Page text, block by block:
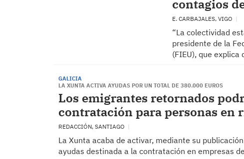
contagios
E. CARBAJALES, VIGO
“La colectividad
presidente de la
(FIEU), que
GALICIA
LA XUNTA ACTIVA AYUDAS POR UN TOTAL DE 380.000 EUROS
Los emigrantes retornados
contratación para personas en
REDACCIÓN, SANTIAGO
La Xunta acaba de activar, mediante su
ayudas destinada a la contratación en empresas